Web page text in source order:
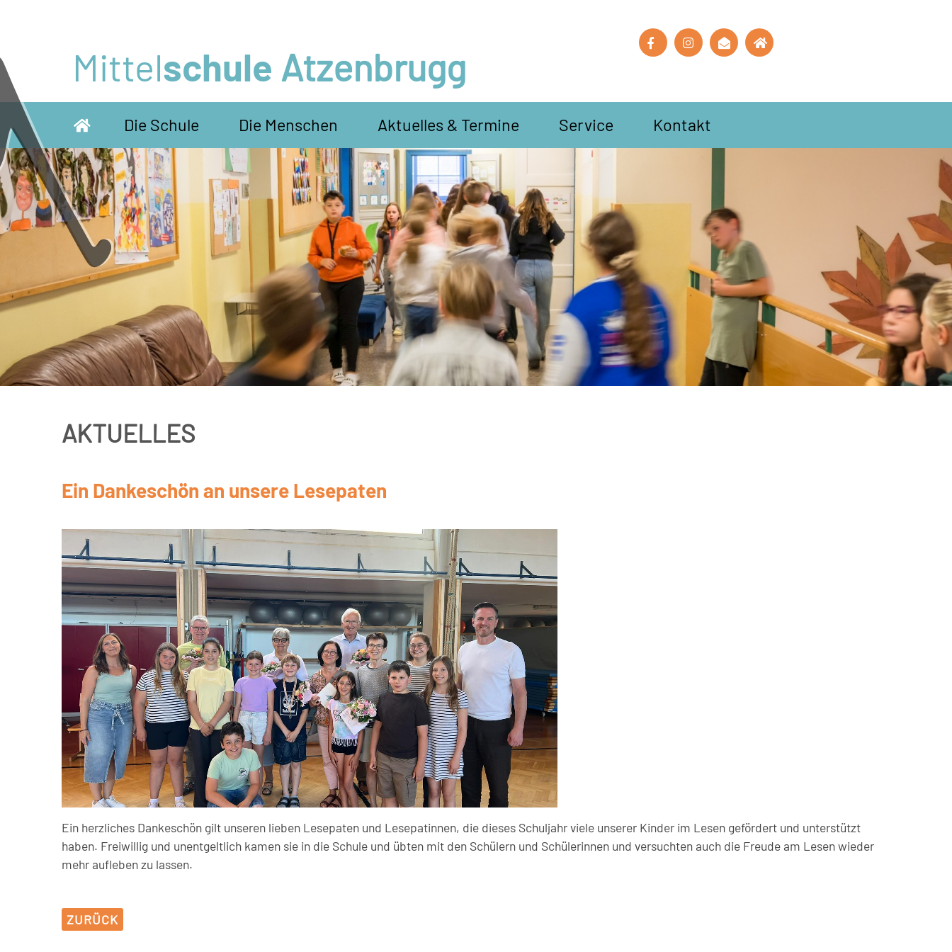
Mittelschule Atzenbrugg
Die Schule Die Menschen Aktuelles & Termine Service Kontakt
AKTUELLES
Ein Dankeschön an unsere Lesepaten
Ein herzliches Dankeschön gilt unseren lieben Lesepaten und Lesepatinnen, die dieses Schuljahr viele unserer Kinder im Lesen gefördert und unterstützt
haben. Freiwillig und unentgeltlich kamen sie in die Schule und übten mit den Schülern und Schülerinnen und versuchten auch die Freude am Lesen wieder
mehr aufleben zu lassen.
ZURÜCK